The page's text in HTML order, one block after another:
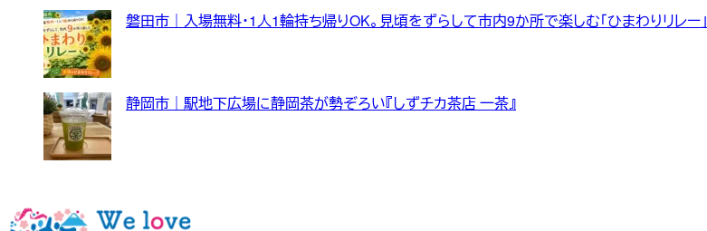
磐田市｜入場無料・1人1輪持ち帰りOK。見頃をずらして市内9か所で楽しむ「ひまわりリレー」
静岡市｜駅地下広場に静岡茶が勢ぞろい『しずチカ茶店 一茶』